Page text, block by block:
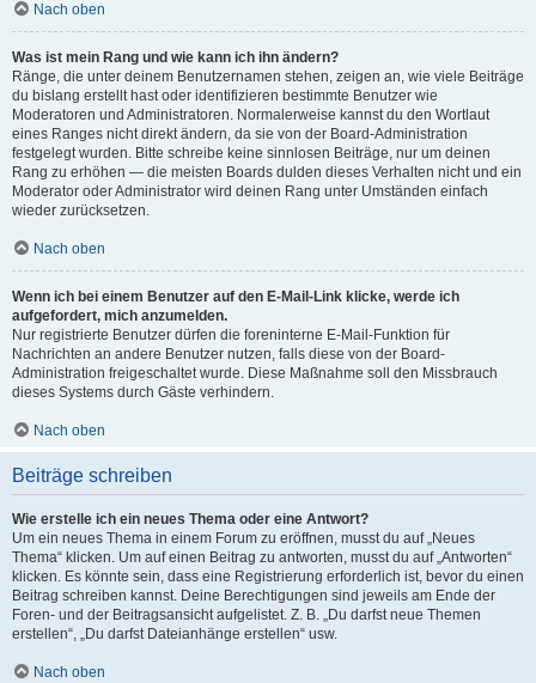
Nach oben
Was ist mein Rang und wie kann ich ihn ändern?
Ränge, die unter deinem Benutzernamen stehen, zeigen an, wie viele Beiträge
du bislang erstellt hast oder identifizieren bestimmte Benutzer wie
Moderatoren und Administratoren. Normalerweise kannst du den Wortlaut
eines Ranges nicht direkt ändern, da sie von der Board-Administration
festgelegt wurden. Bitte schreibe keine sinnlosen Beiträge, nur um deinen
Rang zu erhöhen — die meisten Boards dulden dieses Verhalten nicht und ein
Moderator oder Administrator wird deinen Rang unter Umständen einfach
wieder zurücksetzen.
Nach oben
Wenn ich bei einem Benutzer auf den E-Mail-Link klicke, werde ich
aufgefordert, mich anzumelden.
Nur registrierte Benutzer dürfen die foreninterne E-Mail-Funktion für
Nachrichten an andere Benutzer nutzen, falls diese von der Board-
Administration freigeschaltet wurde. Diese Maßnahme soll den Missbrauch
dieses Systems durch Gäste verhindern.
Nach oben
Beiträge schreiben
Wie erstelle ich ein neues Thema oder eine Antwort?
Um ein neues Thema in einem Forum zu eröffnen, musst du auf „Neues
Thema“ klicken. Um auf einen Beitrag zu antworten, musst du auf „Antworten“
klicken. Es könnte sein, dass eine Registrierung erforderlich ist, bevor du einen
Beitrag schreiben kannst. Deine Berechtigungen sind jeweils am Ende der
Foren- und der Beitragsansicht aufgelistet. Z. B. „Du darfst neue Themen
erstellen“, „Du darfst Dateianhänge erstellen“ usw.
Nach oben